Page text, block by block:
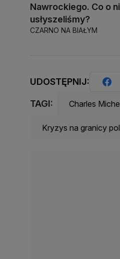
Nawrockiego. Co o
usłyszeliśmy?
CZARNO NA BIAŁYM
UDOSTĘPNIJ:
TAGI: Charles
Kryzys na granicy